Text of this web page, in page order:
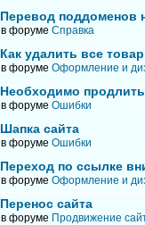
Перевод поддоменов
в форуме Справка
Как удалить все
в форуме Оформление и
Необходимо
в форуме Ошибки
Шапка сайта
в форуме Ошибки
Переход по ссылке
в форуме Оформление и
Перенос сайта
в форуме Продвижение